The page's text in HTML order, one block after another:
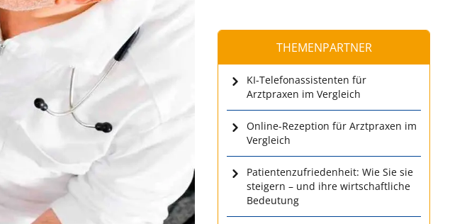
THEMENPARTNER
KI-Telefonassistenten für
Arztpraxen im Vergleich
Online-Rezeption für Arztpraxen im
Vergleich
Patientenzufriedenheit: Wie Sie sie
steigern – und ihre wirtschaftliche
Bedeutung